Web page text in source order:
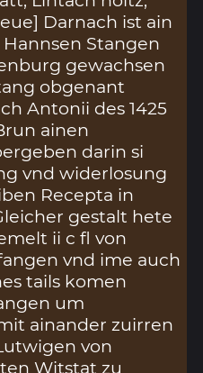
Darnach ist ain
Stangen
gewachsen
obgenant
Antonii des 1425
ainen
darin si
vnd widerlosung
Recepta in
gestalt hete
ii c fl von
vnd ime auch
tails komen
um
ainander zuirren
von
Witstat zu